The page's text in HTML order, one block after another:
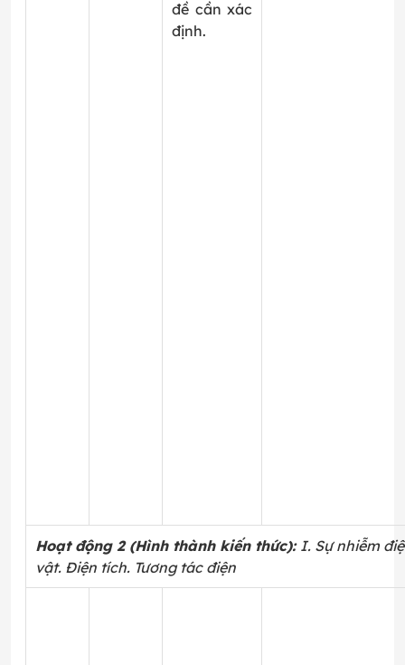
đề cần xác
định.
Hoạt động 2 (Hình thành kiến thức): I. Sự nhiễm
vật. Điện tích. Tương tác điện